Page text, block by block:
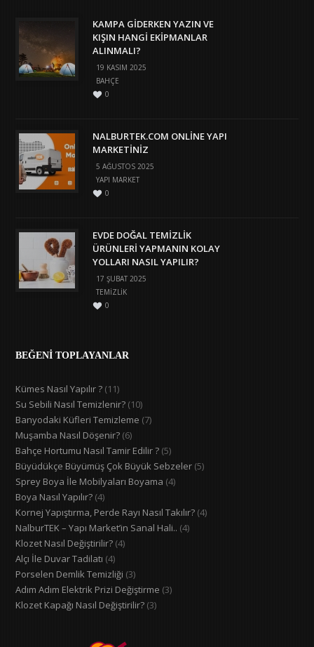
KAMPA GIDERKEN YAZIN VE
KIŞIN HANGI EKIPMANLAR
ALINMALI?
19 KASIM 2025
BAHÇE
0
NALBURTEK.COM ONLINE YAPI
MARKETINIZ
5 AĞUSTOS 2025
YAPI MARKET
0
EVDE DOĞAL TEMIZLIK
ÜRÜNLERI YAPMANIN KOLAY
YOLLARI NASIL YAPILIR?
17 ŞUBAT 2025
TEMIZLIK
0
BEĞENİ TOPLAYANLAR
Kümes Nasıl Yapılır ? (11)
Su Sebili Nasıl Temizlenir? (10)
Banyodaki Küfleri Temizleme (7)
Muşamba Nasıl Döşenir? (6)
Bahçe Hortumu Nasıl Tamir Edilir ? (5)
Büyüdükçe Büyümüş Çok Büyük Sebzeler (5)
Sprey Boya İle Mobilyaları Boyama (4)
Boya Nasıl Yapılır? (4)
Kornej Yapıştırma, Perde Rayı Nasıl Takılır? (4)
NalburTEK – Yapı Market’in Sanal Hali.. (4)
Klozet Nasıl Değiştirilir? (4)
Alçı İle Duvar Tadilatı (4)
Porselen Demlik Temizliği (3)
Adım Adım Elektrik Prizi Değiştirme (3)
Klozet Kapağı Nasıl Değiştirilir? (3)